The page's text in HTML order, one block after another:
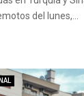
del lunes,...